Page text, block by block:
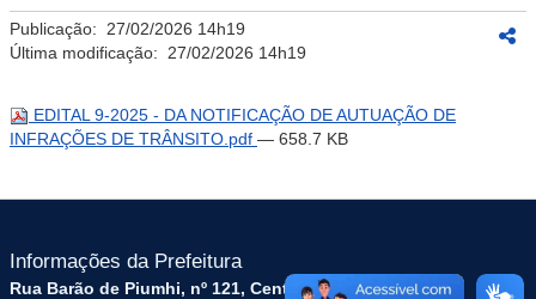
Publicação: 27/02/2026 14h19
Última modificação: 27/02/2026 14h19
EDITAL 9-2025 - DA NOTIFICAÇÃO DE AUTUAÇÃO DE
INFRAÇÕES DE TRÂNSITO.pdf — 658.7 KB
Informações da Prefeitura
Rua Barão de Piumhi, nº 121, Centro – CEP: 35570-128